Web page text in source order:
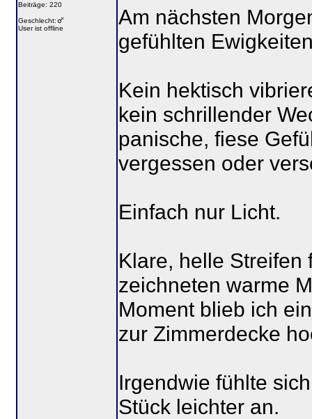
Beiträge: 220
Geschlecht:
User ist offline
Am nächsten
gefühlten
Kein hektisch
kein schrillender
panische, fiese
vergessen oder
Einfach nur Licht.
Klare, helle Streifen
zeichneten warme
Moment blieb ich
zur Zimmerdecke
Irgendwie fühlte
Stück leichter an.